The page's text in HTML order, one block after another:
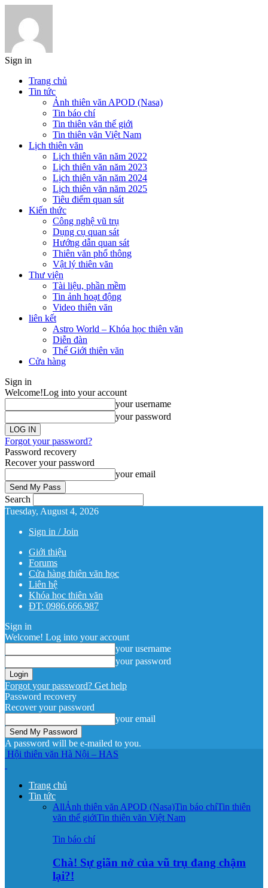
Sign in
Trang chủ
Tin tức
Ảnh thiên văn APOD (Nasa)
Tin báo chí
Tin thiên văn thế giới
Tin thiên văn Việt Nam
Lịch thiên văn
Lịch thiên văn năm 2022
Lịch thiên văn năm 2023
Lịch thiên văn năm 2024
Lịch thiên văn năm 2025
Tiêu điểm quan sát
Kiến thức
Công nghệ vũ trụ
Dụng cụ quan sát
Hướng dẫn quan sát
Thiên văn phổ thông
Vật lý thiên văn
Thư viện
Tài liệu, phần mềm
Tin ảnh hoạt động
Video thiên văn
liên kết
Astro World – Khóa học thiên văn
Diễn đàn
Thế Giới thiên văn
Cửa hàng
Sign in
Welcome!Log into your account
your username
your password
Forgot your password?
Password recovery
Recover your password
your email
Search
Tuesday, August 4, 2026
Sign in / Join
Giới thiệu
Forums
Cửa hàng thiên văn học
Liên hệ
Khóa học thiên văn
ĐT: 0986.666.987
Sign in
Welcome! Log into your account
your username
your password
Forgot your password? Get help
Password recovery
Recover your password
your email
A password will be e-mailed to you.
Hội thiên văn Hà Nội – HAS
Trang chủ
Tin tức
AllẢnh thiên văn APOD (Nasa)Tin báo chíTin thiên
văn thế giớiTin thiên văn Việt Nam
Tin báo chí
Chà! Sự giãn nở của vũ trụ đang chậm
lại?!